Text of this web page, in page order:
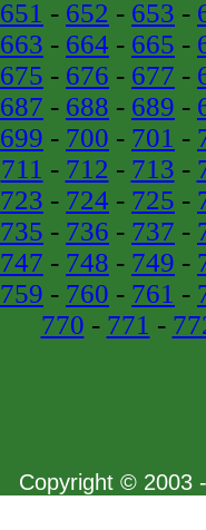
651 - 652 - 653 -
663 - 664 - 665 -
675 - 676 - 677 -
687 - 688 - 689 -
699 - 700 - 701 -
711 - 712 - 713 -
723 - 724 - 725 -
735 - 736 - 737 -
747 - 748 - 749 -
759 - 760 - 761 -
770 - 771 -
Copyright © 2003